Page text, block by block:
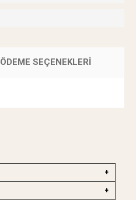
ÖDEME SEÇENEKLERI